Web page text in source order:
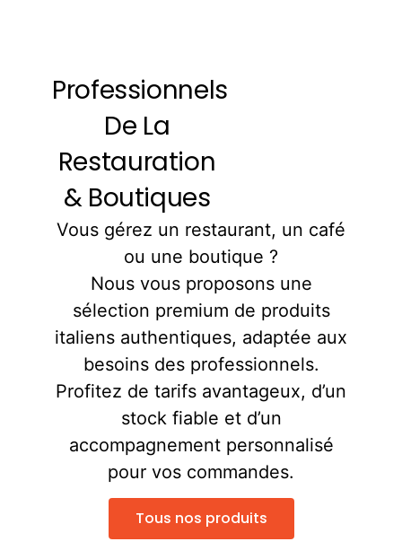
Professionnels
De La
Restauration
& Boutiques
Vous gérez un restaurant, un café
ou une boutique ?
Nous vous proposons une
sélection premium de produits
italiens authentiques, adaptée aux
besoins des professionnels.
Profitez de tarifs avantageux, d’un
stock fiable et d’un
accompagnement personnalisé
pour vos commandes.
Tous nos produits